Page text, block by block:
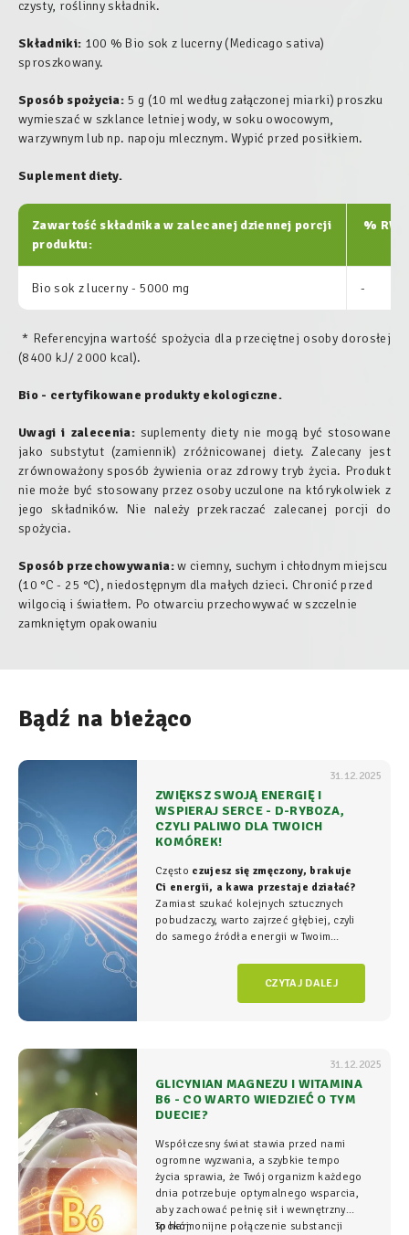
czysty, roślinny składnik.
Składniki: 100 % Bio sok z lucerny (Medicago sativa)
sproszkowany.
Sposób spożycia: 5 g (10 ml według załączonej miarki) proszku
wymieszać w szklance letniej wody, w soku owocowym,
warzywnym lub np. napoju mlecznym. Wypić przed posiłkiem.
Suplement diety.
Zawartość składnika w zalecanej dziennej porcji
produktu:
%
Bio sok z lucerny - 5000 mg -
* Referencyjna wartość spożycia dla przeciętnej osoby dorosłej
(8400 kJ/ 2000 kcal).
Bio - certyfikowane produkty ekologiczne.
Uwagi i zalecenia:suplementy diety nie mogą być stosowane
jako substytut (zamiennik) zróżnicowanej diety. Zalecany jest
zrównoważony sposób żywienia oraz zdrowy tryb życia. Produkt
nie może być stosowany przez osoby uczulone na którykolwiek z
jego składników. Nie należy przekraczać zalecanej porcji do
spożycia.
Sposób przechowywania:w ciemny, suchym i chłodnym miejscu
(10 °C - 25 °C), niedostępnym dla małych dzieci. Chronić przed
wilgocią i światłem. Po otwarciu przechowywać w szczelnie
zamkniętym opakowaniu
Bądź na bieżąco
31.12.2025
ZWIĘKSZ SWOJĄ ENERGIĘ I
WSPIERAJ SERCE - D-RYBOZA,
CZYLI PALIWO DLA TWOICH
KOMÓREK!
Często czujesz się zmęczony, brakuje
Ci energii, a kawa przestaje działać?
Zamiast szukać kolejnych sztucznych
pobudzaczy, warto zajrzeć głębiej, czyli
do samego źródła energii w Twoim
komórkowym rozgrywa się cała
CZYTAJ DALEJ
31.12.2025
GLICYNIAN MAGNEZU I WITAMINA
B6 - CO WARTO WIEDZIEĆ O TYM
DUECIE?
Współczesny świat stawia przed nami
ogromne wyzwania, a szybkie tempo
życia sprawia, że Twój organizm każdego
dnia potrzebuje optymalnego wsparcia,
aby zachować pełnię sił i wewnętrzny
spokój.
To harmonijne połączenie substancji